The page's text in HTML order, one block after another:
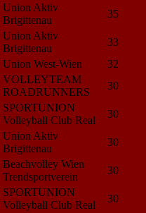
Union Aktiv
Brigittenau
35
Union Aktiv
Brigittenau
33
Union West-Wien
32
VOLLEYTEAM
ROADRUNNERS
30
SPORTUNION
Volleyball Club Real
30
Union Aktiv
Brigittenau
30
Beachvolley Wien
Trendsportverein
30
SPORTUNION
Volleyball Club Real
30